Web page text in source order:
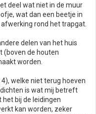
deel wat niet in de muur
wat dan een beetje in
rond het trapgat.
delen van het huis
(boven de houten
worden.
welke niet terug hoeven
is wat mij betreft
het bij de leidingen
kan worden, zeker